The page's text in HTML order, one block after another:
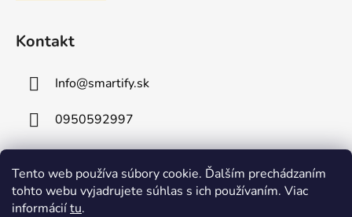
Tento web používa súbory cookie. Ďalším prechádzaním
tohto webu vyjadrujete súhlas s ich používaním. Viac
informáciítu.
Kontakt
Info@smartify.sk
0950592997
Posledné hodnotenie produktov